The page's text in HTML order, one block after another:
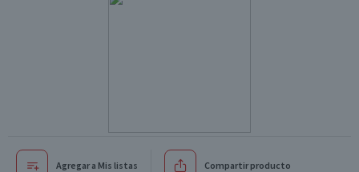
Agregar a Mis listas Compartir producto